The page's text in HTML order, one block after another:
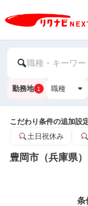
職種・キーワ
勤務地 1 職種
こだわり条件の追加設
土日祝休み
豊岡市（兵庫県
条